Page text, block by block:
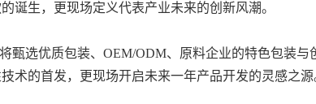
诞生，更现场定义代表产业未来的创新风潮。
甄选优质包装、OEM/ODM、原料企业的特色包装
术的首发，更现场开启未来一年产品开发的灵感之源